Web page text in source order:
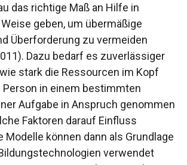
das richtige Maß an Hilfe in
geben, um übermäßige
Überforderung zu vermeiden
Dazu bedarf es zuverlässiger
stark die Ressourcen im Kopf
Person in einem bestimmten
Aufgabe in Anspruch genommen
Faktoren darauf Einfluss
Modelle können dann als Grundlage
verwendet